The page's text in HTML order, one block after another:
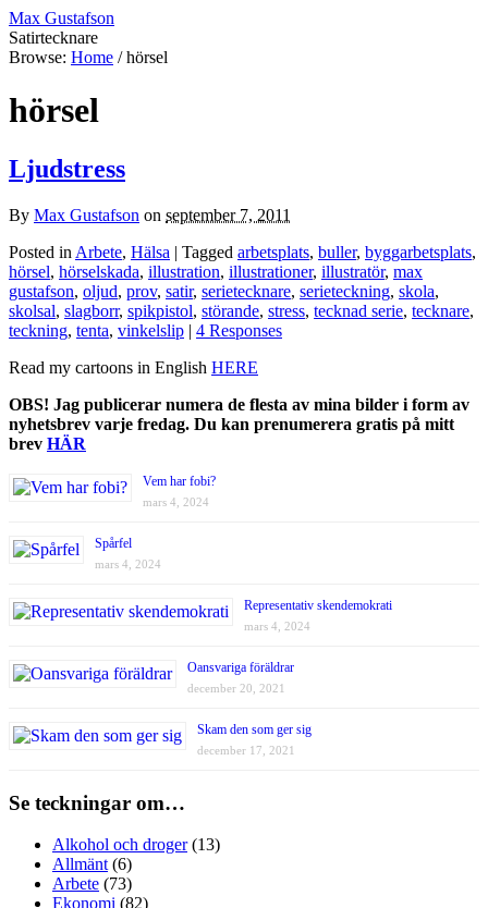
Max Gustafson
Satirtecknare
Browse: Home / hörsel
hörsel
Ljudstress
By Max Gustafson on september 7, 2011
Posted in Arbete, Hälsa | Tagged arbetsplats, buller, byggarbetsplats,
hörsel, hörselskada, illustration, illustrationer, illustratör, max
gustafson, oljud, prov, satir, serietecknare, serieteckning, skola,
skolsal, slagborr, spikpistol, störande, stress, tecknad serie, tecknare,
teckning, tenta, vinkelslip | 4 Responses
Read my cartoons in English HERE
OBS! Jag publicerar numera de flesta av mina bilder i form av
nyhetsbrev varje fredag. Du kan prenumerera gratis på mitt
brev HÄR
Vem har fobi?
mars 4, 2024
Spårfel
mars 4, 2024
Representativ skendemokrati
mars 4, 2024
Oansvariga föräldrar
december 20, 2021
Skam den som ger sig
december 17, 2021
Se teckningar om…
Alkohol och droger(13)
Allmänt (6)
Arbete (73)
Ekonomi (82)